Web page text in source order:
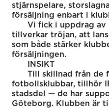
stjärnspelare,
försäljning enbart i
Vi fick i uppdrag av
tillverkar tröjan, att
som både stärker
försäljningen.
INSIKT
Till skillnad från de
fotbollsklubbar, tillhör
stadsdel — de har
Göteborg. Klubben är